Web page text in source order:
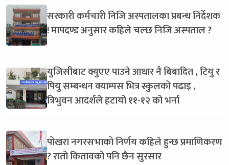
सरकारी कर्मचारी निजि अस्पतालका प्रबन्ध निर्देशक
! मापदण्ड अनुसार कहिले चल्छ निजि अस्पताल ?
युजिसीबाट क्युएए पाउने आधार नै बिबादित , टियु र
पियु सम्बन्धन क्याम्पस भित्र स्कुलको पढाइ ,
त्रिभुवन आदर्शले हटायो ११-१२ को भर्ना
पोखरा नगरसभाको निर्णय कहिले हुन्छ प्रमाणिकरण
? रातो कितावको पनि छैन सुरसार